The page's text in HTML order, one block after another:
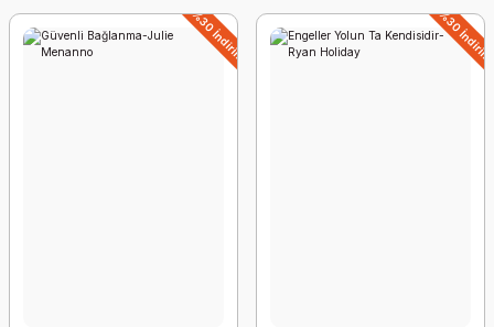
%30 İndirim %30 İndirim